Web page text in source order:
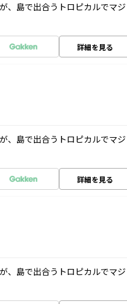
、島で出合うトロピカルでマジ
詳細を見る
、島で出合うトロピカルでマジ
詳細を見る
、島で出合うトロピカルでマジ